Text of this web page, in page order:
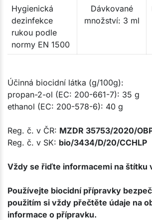
Hygienická
dezinfekce
rukou podle
normy EN 1500
Dávkované
množství: 3 ml
Účinná biocidní látka (g/100g):
propan-2-ol (EC: 200-661-7): 35 g
ethanol (EC: 200-578-6): 40 g
Reg. č. v ČR: MZDR 35753/2020/
Reg. č. v SK: bio/3434/D/20/CCHLP​
Vždy se řiďte informacemi na štítku
Používejte biocidní přípravky
použitím si vždy přečtěte údaje na
informace o přípravku.​